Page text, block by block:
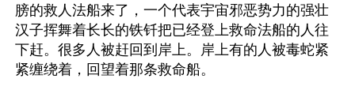
膀的救人法船来了，一个代表宇宙邪恶势力的强壮
汉子挥舞着长长的铁钎把已经登上救命法船的人往
下赶。很多人被赶回到岸上。岸上有的人被毒蛇紧